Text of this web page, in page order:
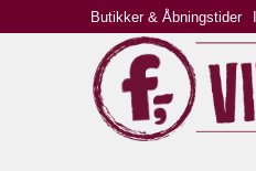
Butikker & Åbningstider